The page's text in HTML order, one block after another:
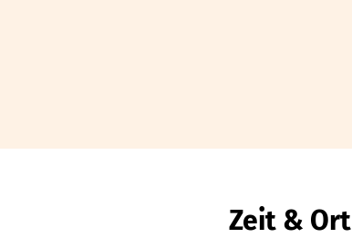
Zeit & Ort